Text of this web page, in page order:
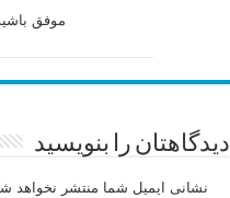
موفق
دیدگاهتان را بنویسید
نشانی ایمیل شما منتشر نخواهد